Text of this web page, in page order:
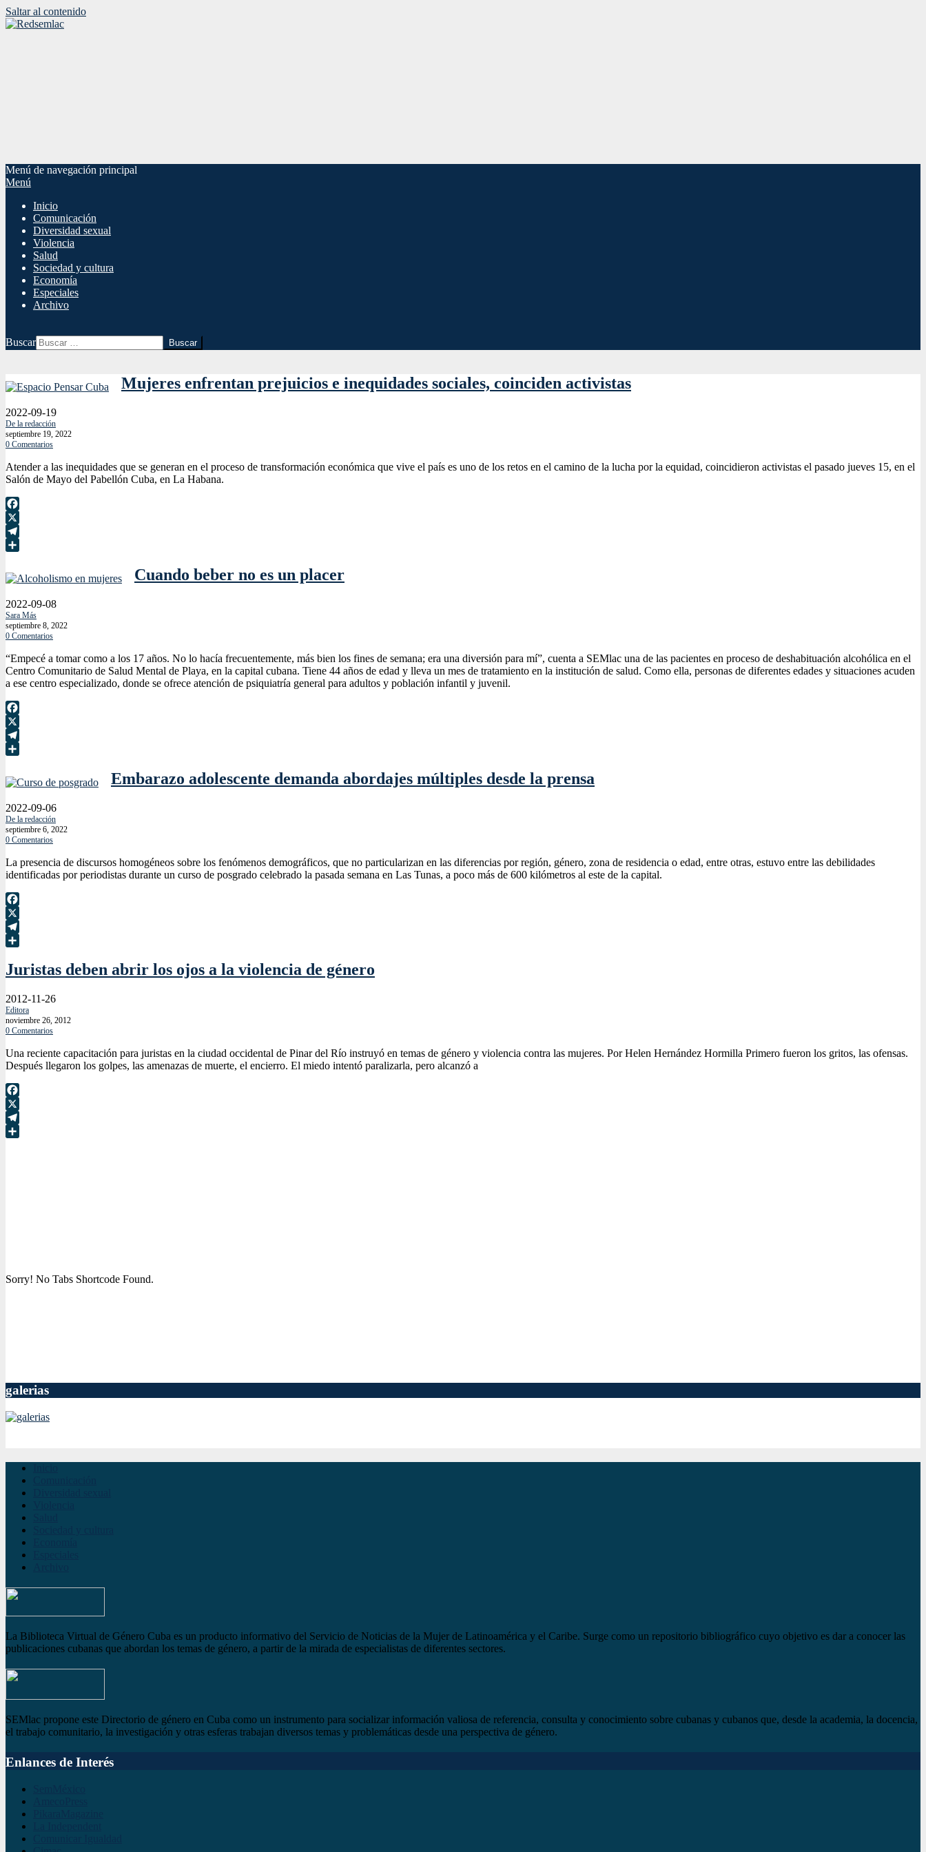
Saltar al contenido
Menú de navegación principal
Menú
Inicio
Comunicación
Diversidad sexual
Violencia
Salud
Sociedad y cultura
Economía
Especiales
Archivo
Buscar
Mujeres enfrentan prejuicios e inequidades sociales, coinciden activistas
2022-09-19
De la redacción
septiembre 19, 2022
0 Comentarios
Atender a las inequidades que se generan en el proceso de transformación económica que vive el país es uno de los retos en el camino de la lucha por la equidad, coincidieron activistas el pasado jueves 15, en el
Salón de Mayo del Pabellón Cuba, en La Habana.
Facebook
X
Telegram
Cuando beber no es un placer
2022-09-08
Sara Más
septiembre 8, 2022
0 Comentarios
“Empecé a tomar como a los 17 años. No lo hacía frecuentemente, más bien los fines de semana; era una diversión para mí”, cuenta a SEMlac una de las pacientes en proceso de deshabituación alcohólica en el
Centro Comunitario de Salud Mental de Playa, en la capital cubana. Tiene 44 años de edad y lleva un mes de tratamiento en la institución de salud. Como ella, personas de diferentes edades y situaciones acuden
a ese centro especializado, donde se ofrece atención de psiquiatría general para adultos y población infantil y juvenil.
Facebook
X
Telegram
Embarazo adolescente demanda abordajes múltiples desde la prensa
2022-09-06
De la redacción
septiembre 6, 2022
0 Comentarios
La presencia de discursos homogéneos sobre los fenómenos demográficos, que no particularizan en las diferencias por región, género, zona de residencia o edad, entre otras, estuvo entre las debilidades
identificadas por periodistas durante un curso de posgrado celebrado la pasada semana en Las Tunas, a poco más de 600 kilómetros al este de la capital.
Facebook
X
Telegram
Juristas deben abrir los ojos a la violencia de género
2012-11-26
Editora
noviembre 26, 2012
0 Comentarios
Una reciente capacitación para juristas en la ciudad occidental de Pinar del Río instruyó en temas de género y violencia contra las mujeres. Por Helen Hernández Hormilla Primero fueron los gritos, las ofensas.
Después llegaron los golpes, las amenazas de muerte, el encierro. El miedo intentó paralizarla, pero alcanzó a
Facebook
X
Telegram
Sorry! No Tabs Shortcode Found.
galerias
La Biblioteca Virtual de Género Cuba es un producto informativo del Servicio de Noticias de la Mujer de Latinoamérica y el Caribe. Surge como un repositorio bibliográfico cuyo objetivo es dar a conocer las
publicaciones cubanas que abordan los temas de género, a partir de la mirada de especialistas de diferentes sectores.
SEMlac propone este Directorio de género en Cuba como un instrumento para socializar información valiosa de referencia, consulta y conocimiento sobre cubanas y cubanos que, desde la academia, la docencia,
el trabajo comunitario, la investigación y otras esferas trabajan diversos temas y problemáticas desde una perspectiva de género.
Enlances de Interés